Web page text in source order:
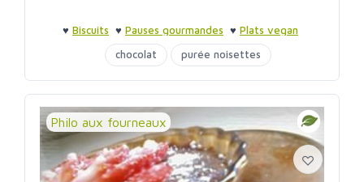
♥ Biscuits ♥ Pauses gourmandes ♥ Plats vegan
chocolat
purée noisettes
Philo aux fourneaux